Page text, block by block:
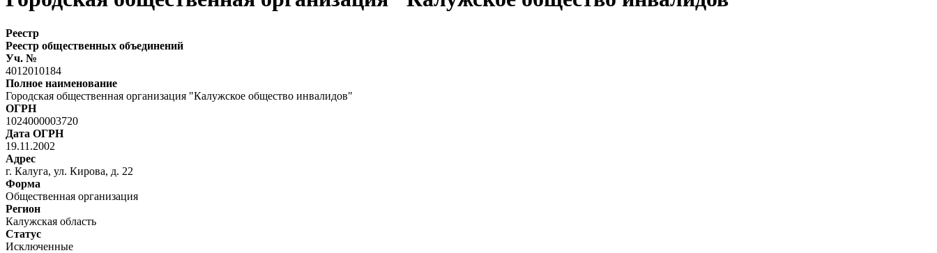
Реестр
Реестр общественных объединений
Уч. №
4012010184
Полное наименование
Городская общественная организация "Калужское общество инвалидов"
ОГРН
1024000003720
Дата ОГРН
19.11.2002
Адрес
г. Калуга, ул. Кирова, д. 22
Форма
Общественная организация
Регион
Калужская область
Статус
Исключенные